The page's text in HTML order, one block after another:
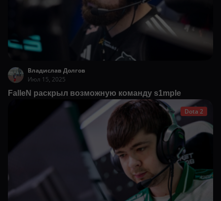
Владислав Долгов
Июл 15, 2025
FalleN раскрыл возможную команду s1mple
Dota 2